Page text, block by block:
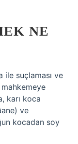
NE
ile suçlaması ve
karı koca
ve
kocadan soy